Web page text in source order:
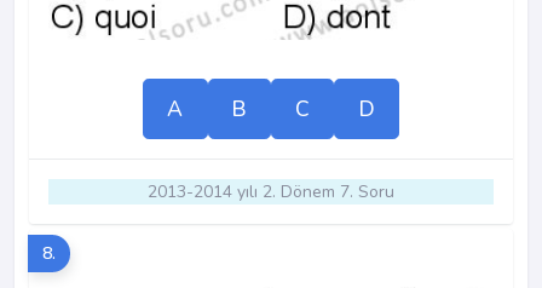
A B C D
2013-2014 yılı 2. Dönem 7. Soru
8.